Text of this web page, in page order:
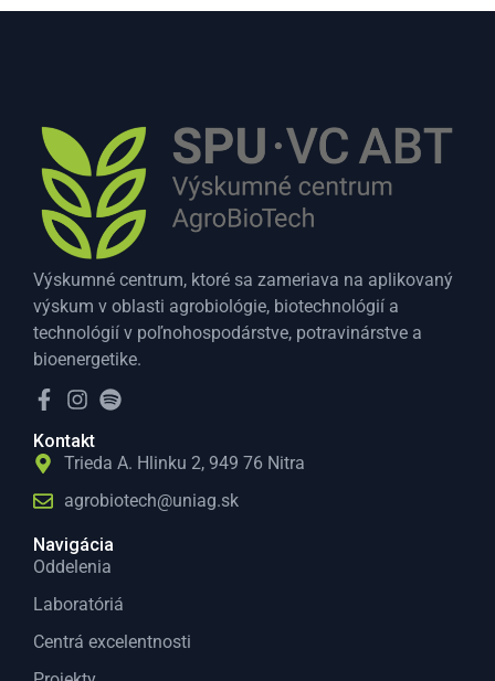
Výskumné centrum, ktoré sa zameriava na aplikovaný
výskum v oblasti agrobiológie, biotechnológií a
technológií v poľnohospodárstve, potravinárstve a
bioenergetike.
Kontakt
Trieda A. Hlinku 2, 949 76 Nitra
agrobiotech@uniag.sk
Navigácia
Oddelenia
Laboratóriá
Centrá excelentnosti